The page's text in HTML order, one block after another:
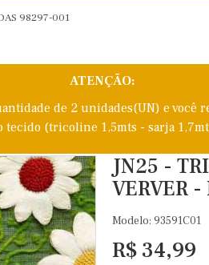
98297-001
ATENÇÃO:
de 2 unidades(UN) e
tecido (tricoline 1,5mts - sarja
JN25 -
VERVER
Modelo: 93591C01
R$ 34,99